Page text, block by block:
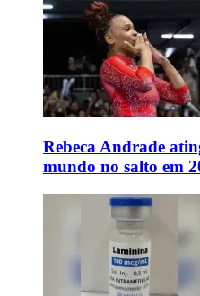
Rebeca Andrade
mundo no salto em